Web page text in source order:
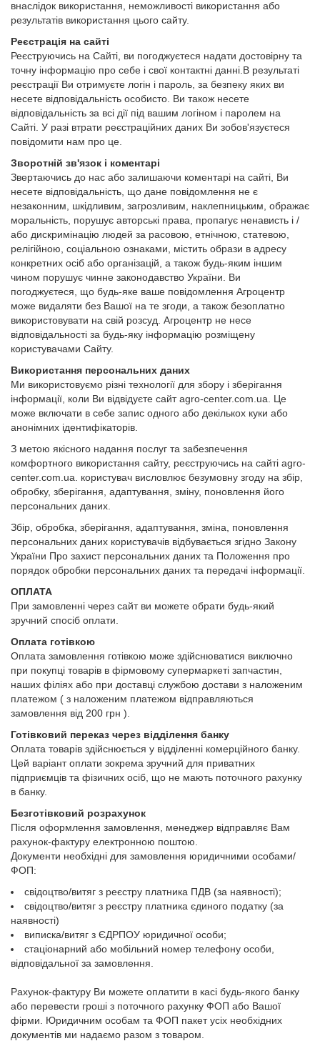
внаслідок використання, неможливості використання або
результатів використання цього сайту.
Реєстрація на сайті
Реєструючись на Сайті, ви погоджуєтеся надати достовірну та
точну інформацію про себе і свої контактні данні.В результаті
реєстрації Ви отримуєте логін і пароль, за безпеку яких ви
несете відповідальність особисто. Ви також несете
відповідальність за всі дії під вашим логіном і паролем на
Сайті. У разі втрати реєстраційних даних Ви зобов'язуєтеся
повідомити нам про це.
Зворотній зв'язок і коментарі
Звертаючись до нас або залишаючи коментарі на сайті, Ви
несете відповідальність, що дане повідомлення не є
незаконним, шкідливим, загрозливим, наклепницьким, ображає
моральність, порушує авторські права, пропагує ненависть і /
або дискримінацію людей за расовою, етнічною, статевою,
релігійною, соціальною ознаками, містить образи в адресу
конкретних осіб або організацій, а також будь-яким іншим
чином порушує чинне законодавство України. Ви
погоджуєтеся, що будь-яке ваше повідомлення Агроцентр
може видаляти без Вашої на те згоди, а також безоплатно
використовувати на свій розсуд. Агроцентр не несе
відповідальності за будь-яку інформацію розміщену
користувачами Сайту.
Використання персональних даних
Ми використовуємо різні технології для збору і зберігання
інформації, коли Ви відвідуєте сайт agro-center.com.ua. Це
може включати в себе запис одного або декількох куки або
анонімних ідентифікаторів.
З метою якісного надання послуг та забезпечення
комфортного використання сайту, реєструючись на сайті agro-
center.com.ua. користувач висловлює безумовну згоду на збір,
обробку, зберігання, адаптування, зміну, поновлення його
персональних даних.
Збір, обробка, зберігання, адаптування, зміна, поновлення
персональних даних користувачів відбувається згідно Закону
України Про захист персональних даних та Положення про
порядок обробки персональних даних та передачі інформації.
ОПЛАТА
При замовленні через сайт ви можете обрати будь-який
зручний спосіб оплати.
Оплата готівкою
Оплата замовлення готівкою може здійснюватися виключно
при покупці товарів в фірмовому супермаркеті запчастин,
наших філіях або при доставці службою достави з наложеним
платежом ( з наложеним платежом відправляються
замовлення від 200 грн ).
Готівковий переказ через відділення банку
Оплата товарів здійснюється у відділенні комерційного банку.
Цей варіант оплати зокрема зручний для приватних
підприємців та фізичних осіб, що не мають поточного рахунку
в банку.
Безготівковий розрахунок
Після оформлення замовлення, менеджер відправляє Вам
рахунок-фактуру електронною поштою.
Документи необхідні для замовлення юридичними особами/
ФОП:
свідоцтво/витяг з реєстру платника ПДВ (за наявності);
свідоцтво/витяг з реєстру платника єдиного податку (за
наявності)
виписка/витяг з ЄДРПОУ юридичної особи;
стаціонарний або мобільний номер телефону особи,
відповідальної за замовлення.
Рахунок-фактуру Ви можете оплатити в касі будь-якого банку
або перевести гроші з поточного рахунку ФОП або Вашої
фірми. Юридичним особам та ФОП пакет усіх необхідних
документів ми надаємо разом з товаром.